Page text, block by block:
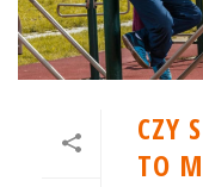
CZY
TO